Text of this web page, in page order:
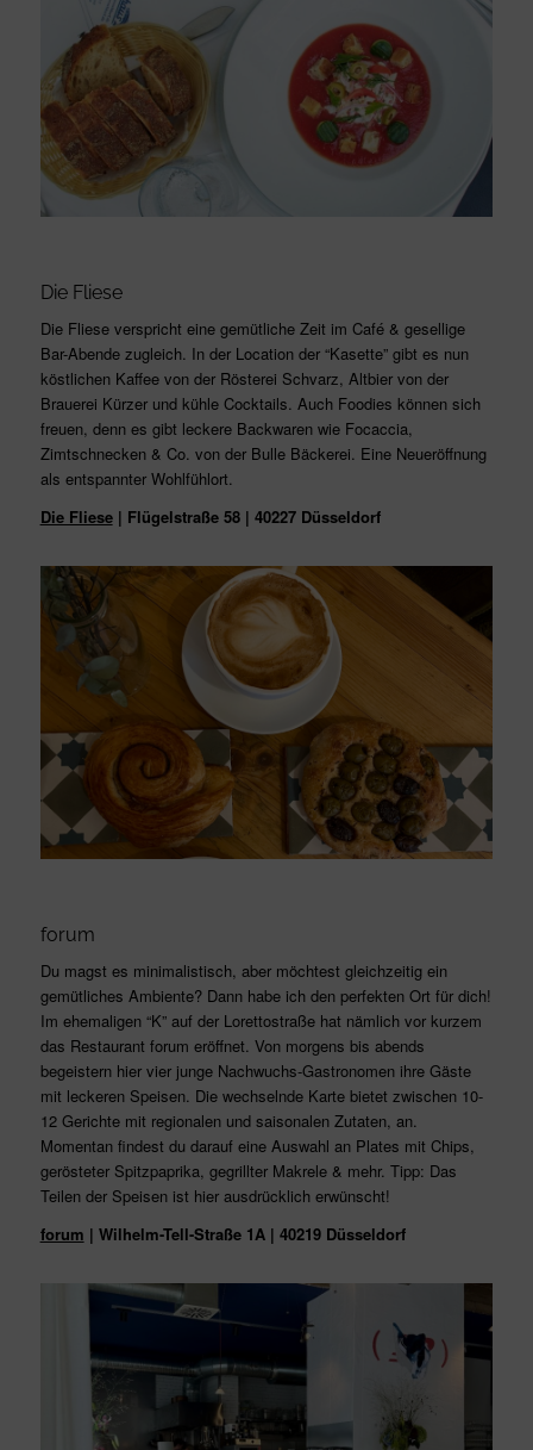
Die Fliese
Die Fliese verspricht eine gemütliche Zeit im Café & gesellige
Bar-Abende zugleich. In der Location der “Kasette” gibt es nun
köstlichen Kaffee von der Rösterei Schvarz, Altbier von der
Brauerei Kürzer und kühle Cocktails. Auch Foodies können sich
freuen, denn es gibt leckere Backwaren wie Focaccia,
Zimtschnecken & Co. von der Bulle Bäckerei. Eine Neueröffnung
als entspannter Wohlfühlort.
Die Fliese| Flügelstraße 58 | 40227 Düsseldorf
forum
Du magst es minimalistisch, aber möchtest gleichzeitig ein
gemütliches Ambiente? Dann habe ich den perfekten Ort für dich!
Im ehemaligen “K” auf der Lorettostraße hat nämlich vor kurzem
das Restaurant forum eröffnet. Von morgens bis abends
begeistern hier vier junge Nachwuchs-Gastronomen ihre Gäste
mit leckeren Speisen. Die wechselnde Karte bietet zwischen 10-
12 Gerichte mit regionalen und saisonalen Zutaten, an.
Momentan findest du darauf eine Auswahl an Plates mit Chips,
gerösteter Spitzpaprika, gegrillter Makrele & mehr. Tipp: Das
Teilen der Speisen ist hier ausdrücklich erwünscht!
forum | Wilhelm-Tell-Straße 1A | 40219 Düsseldorf